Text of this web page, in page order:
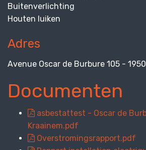
Buitenverlichting
Houten luiken
Adres
Avenue Oscar de Burbure 105 -
Documenten
asbestattest - Oscar de
Kraainem.pdf
Overstromingsrapport.pdf